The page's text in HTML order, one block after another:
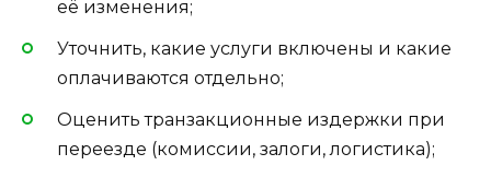
её изменения;
Уточнить, какие услуги включены и какие
оплачиваются отдельно;
Оценить транзакционные издержки при
переезде (комиссии, залоги, логистика);